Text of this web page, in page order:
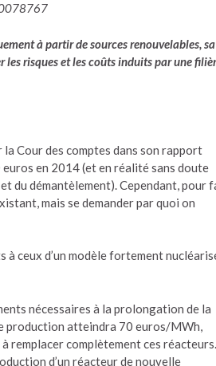
à partir de sources renouvelables, sa
risques et les coûts induits par une
Cour des comptes dans son rapport
en 2014 (et en réalité sans doute
du démantèlement). Cependant, pour
mais se demander par quoi on
ceux d’un modèle fortement
nécessaires à la prolongation de la
production atteindra 70 euros/MWh,
remplacer complètement ces
d’un réacteur de nouvelle